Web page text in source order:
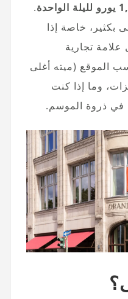
.
بكثير، خاصة إذا
تجارية
الموقع (ميته أغلى
وما إذا كنت
في ذروة الموسم.